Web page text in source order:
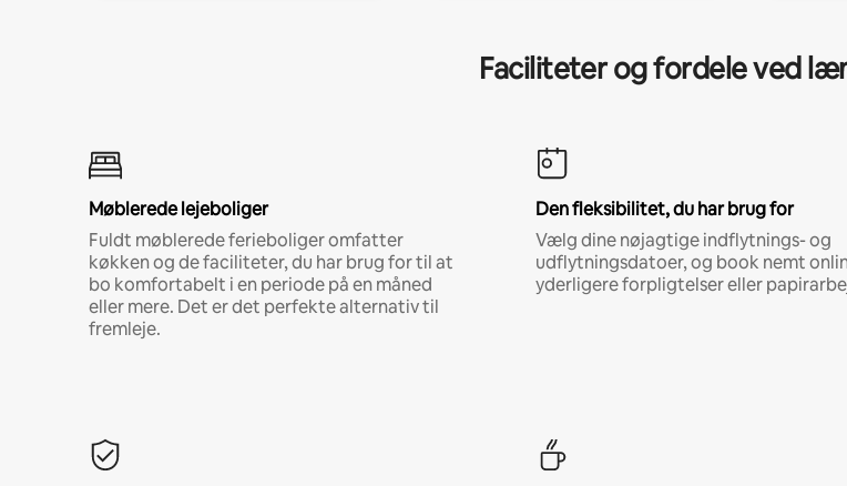
Faciliteter og fordele ved
Møblerede lejeboliger
Fuldt møblerede ferieboliger omfatter
køkken og de faciliteter, du har brug for til at
bo komfortabelt i en periode på en måned
eller mere. Det er det perfekte alternativ til
fremleje.
Den fleksibilitet, du har brug for
Vælg dine nøjagtige indflytnings- og
udflytningsdatoer, og book nemt
yderligere forpligtelser eller